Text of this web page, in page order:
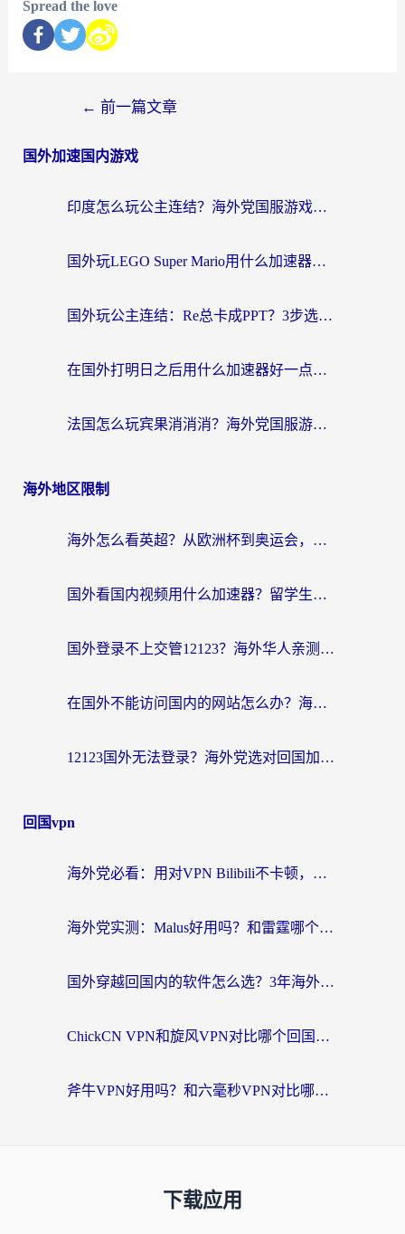
Spread the love
← 前一篇文章
国外加速国内游戏
印度怎么玩公主连结？海外党国服游戏加速终极指南（附仙境传说RO重生细胞优化技巧）
国外玩LEGO Super Mario用什么加速器？2026海外玩家亲测有效指南
国外玩公主连结：Re总卡成PPT？3步选对加速器，畅玩国服无压力
在国外打明日之后用什么加速器好一点？海外玩家亲测有效的国服游戏加速指南
法国怎么玩宾果消消消？海外党国服游戏加速器终极指南（附漫威召唤与合成解决办法）
海外地区限制
海外怎么看英超？从欧洲杯到奥运会，一份让你不卡壳的中文解说观看指南
国外看国内视频用什么加速器？留学生和海外华人的实用指南
国外登录不上交管12123？海外华人亲测有效的回国加速器选择指南
在国外不能访问国内的网站怎么办？海外党必看的无缝回国上网指南
12123国外无法登录？海外党选对回国加速器，轻松解决国内资源访问难题
回国vpn
海外党必看：用对VPN Bilibili不卡顿，英国玩国内游戏也丝滑——2026回国加速器选择指南
海外党实测：Malus好用吗？和雷霆哪个好？+ 3款热门加速器深度对比
国外穿越回国内的软件怎么选？3年海外党亲测实用指南，告别地域限制
ChickCN VPN和旋风VPN对比哪个回国效果更好？海外党实测回国内网神器指南
斧牛VPN好用吗？和六毫秒VPN对比哪个回国效果更好？海外党亲测实用指南
下载应用